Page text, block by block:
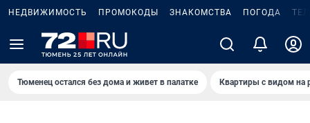
НЕДВИЖИМОСТЬ ПРОМОКОДЫ ЗНАКОМСТВА ПОГОДА
Тюменец остался без дома и живет в палатке Квартиры с видом на